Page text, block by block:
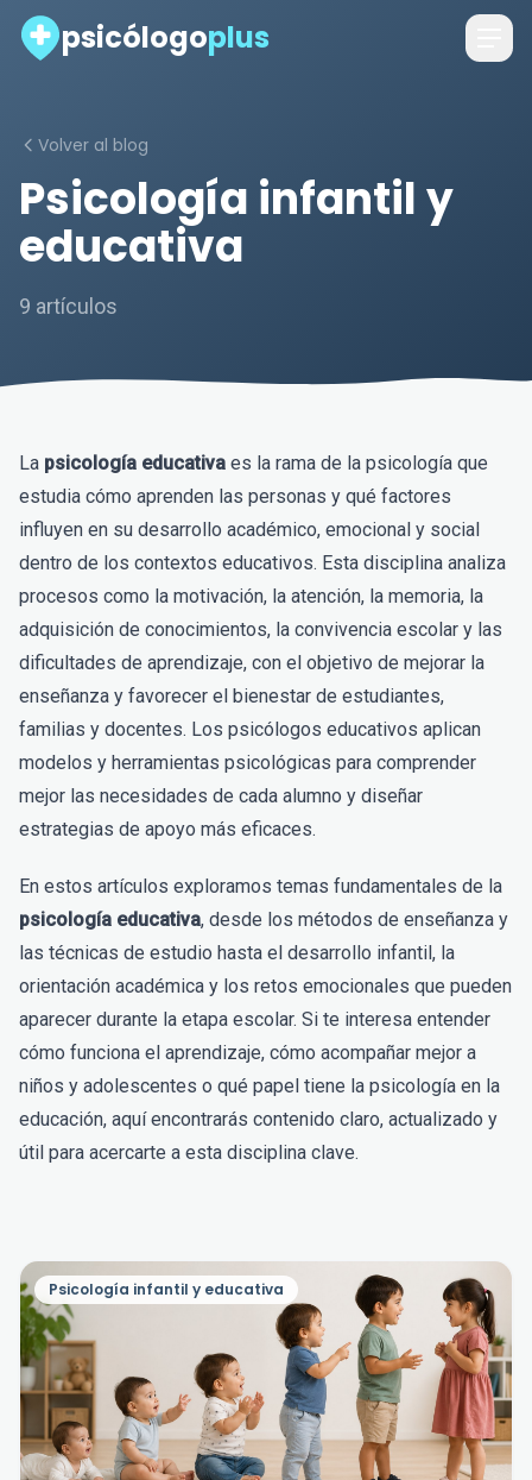
psicólogoplus
Volver al blog
Psicología infantil y
educativa
9 artículos
La psicología educativa es la rama de la psicología que
estudia cómo aprenden las personas y qué factores
influyen en su desarrollo académico, emocional y social
dentro de los contextos educativos. Esta disciplina analiza
procesos como la motivación, la atención, la memoria, la
adquisición de conocimientos, la convivencia escolar y las
dificultades de aprendizaje, con el objetivo de mejorar la
enseñanza y favorecer el bienestar de estudiantes,
familias y docentes. Los psicólogos educativos aplican
modelos y herramientas psicológicas para comprender
mejor las necesidades de cada alumno y diseñar
estrategias de apoyo más eficaces.
En estos artículos exploramos temas fundamentales de la
psicología educativa, desde los métodos de enseñanza y
las técnicas de estudio hasta el desarrollo infantil, la
orientación académica y los retos emocionales que pueden
aparecer durante la etapa escolar. Si te interesa entender
cómo funciona el aprendizaje, cómo acompañar mejor a
niños y adolescentes o qué papel tiene la psicología en la
educación, aquí encontrarás contenido claro, actualizado y
útil para acercarte a esta disciplina clave.
Psicología infantil y educativa